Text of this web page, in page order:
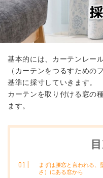
基本的には、カーテンレー
（カーテンをつるすための
基準に採寸していきます。
カーテンを取り付ける窓の
ます。
まずは腰窓と言われる、
さ）にある窓から